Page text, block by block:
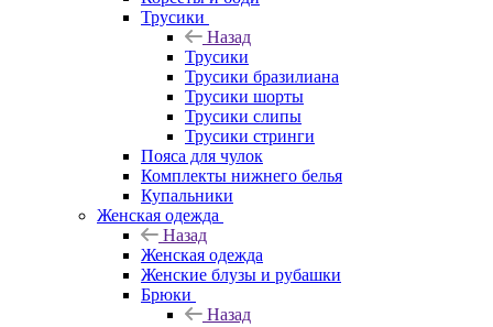
Трусики
Назад
Трусики
Трусики бразилиана
Трусики шорты
Трусики слипы
Трусики стринги
Пояса для чулок
Комплекты нижнего белья
Купальники
Женская одежда
Назад
Женская одежда
Женские блузы и рубашки
Брюки
Назад